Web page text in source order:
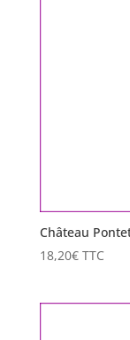
Château
18,20€ TTC